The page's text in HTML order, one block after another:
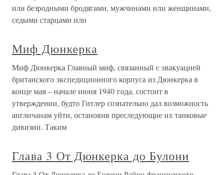
или безродными бродягами, мужчинами или женщинами,
седыми старцами или
Миф Дюнкерка
Миф Дюнкерка Главный миф, связанный с эвакуацией
британского экспедиционного корпуса из Дюнкерка в
конце мая – начале июня 1940 года, состоит в
утверждении, будто Гитлер сознательно дал возможность
англичанам уйти, остановив преследующие их танковые
дивизии. Таким
Глава 3 От Дюнкерка до Булони